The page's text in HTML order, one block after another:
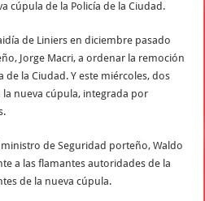
cúpula de la Policía de la Ciudad.
de Liniers en diciembre pasado
Jorge Macri, a ordenar la remoción
de la Ciudad. Y este miércoles, dos
nueva cúpula, integrada por
de Seguridad porteño, Waldo
a las flamantes autoridades de la
de la nueva cúpula.